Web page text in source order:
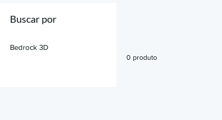
Buscar por
Bedrock 3D
0 produto